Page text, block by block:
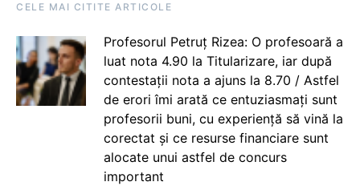
CELE MAI CITITE ARTICOLE
Profesorul Petruț Rizea: O profesoară a
luat nota 4.90 la Titularizare, iar după
contestații nota a ajuns la 8.70 / Astfel
de erori îmi arată ce entuziasmați sunt
profesorii buni, cu experiență să vină la
corectat și ce resurse financiare sunt
alocate unui astfel de concurs
important